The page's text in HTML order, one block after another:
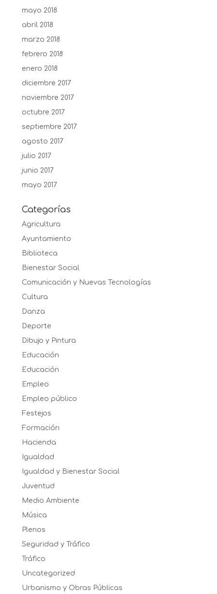
mayo 2018
abril 2018
marzo 2018
febrero 2018
enero 2018
diciembre 2017
noviembre 2017
octubre 2017
septiembre 2017
agosto 2017
julio 2017
junio 2017
mayo 2017
Categorías
Agricultura
Ayuntamiento
Biblioteca
Bienestar Social
Comunicación y Nuevas Tecnologías
Cultura
Danza
Deporte
Dibujo y Pintura
Educación
Educación
Empleo
Empleo público
Festejos
Formación
Hacienda
Igualdad
Igualdad y Bienestar Social
Juventud
Medio Ambiente
Música
Plenos
Seguridad y Tráfico
Tráfico
Uncategorized
Urbanismo y Obras Públicas